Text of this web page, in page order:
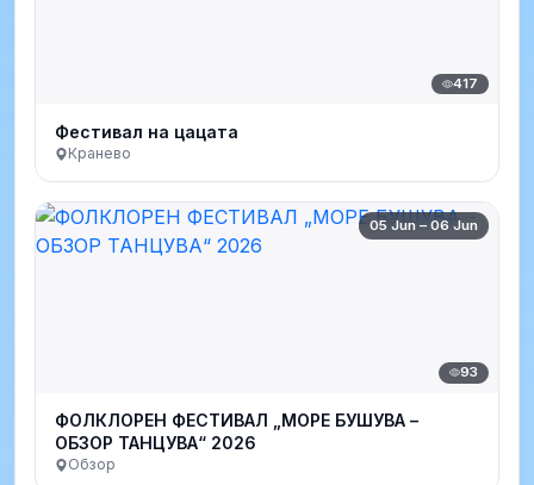
417
Фестивал на цацата
Кранево
05 Jun – 06 Jun
93
ФОЛКЛОРЕН ФЕСТИВАЛ „МОРЕ БУШУВА –
ОБЗОР ТАНЦУВА“ 2026
Обзор